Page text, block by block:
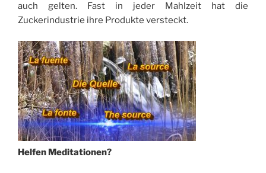
auch gelten. Fast in jeder Mahlzeit hat die
Zuckerindustrie ihre Produkte versteckt.
Helfen Meditationen?